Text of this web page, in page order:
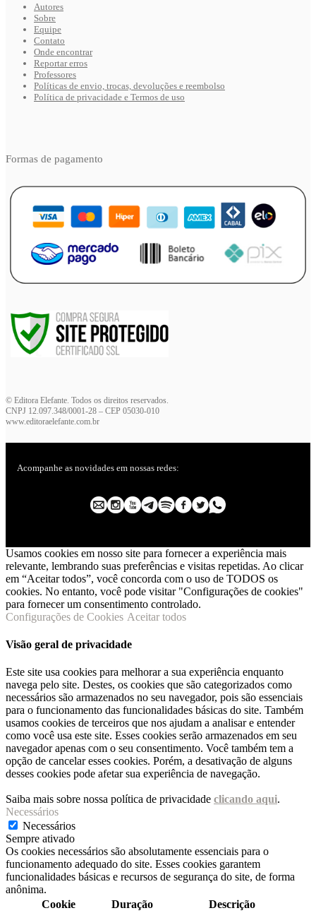
Autores
Sobre
Equipe
Contato
Onde encontrar
Reportar erros
Professores
Políticas de envio, trocas, devoluções e reembolso
Política de privacidade e Termos de uso
Formas de pagamento
© Editora Elefante. Todos os direitos reservados.
CNPJ 12.097.348/0001-28 – CEP 05030-010
www.editoraelefante.com.br
Acompanhe as novidades em nossas redes:
Usamos cookies em nosso site para fornecer a experiência mais
relevante, lembrando suas preferências e visitas repetidas. Ao clicar
em “Aceitar todos”, você concorda com o uso de TODOS os
cookies. No entanto, você pode visitar "Configurações de cookies"
para fornecer um consentimento controlado.
Configurações de Cookies Aceitar todos
Visão geral de privacidade
Este site usa cookies para melhorar a sua experiência enquanto
navega pelo site. Destes, os cookies que são categorizados como
necessários são armazenados no seu navegador, pois são essenciais
para o funcionamento das funcionalidades básicas do site. Também
usamos cookies de terceiros que nos ajudam a analisar e entender
como você usa este site. Esses cookies serão armazenados em seu
navegador apenas com o seu consentimento. Você também tem a
opção de cancelar esses cookies. Porém, a desativação de alguns
desses cookies pode afetar sua experiência de navegação.
Saiba mais sobre nossa política de privacidade clicando aqui.
Necessários
Necessários
Sempre ativado
Os cookies necessários são absolutamente essenciais para o
funcionamento adequado do site. Esses cookies garantem
funcionalidades básicas e recursos de segurança do site, de forma
anônima.
Cookie
Duração Descrição